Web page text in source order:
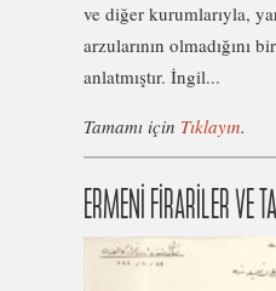
ve diğer kurumlarıyla,
arzularının olmadığını
anlatmıştır. İngil...
Tamamı için Tıklayın.
ERMENİ FİRARİLER VE